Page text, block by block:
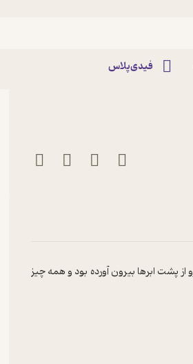
فیدی‌پلاس
پشت ابرها بیرون آورده بود و همه چیز